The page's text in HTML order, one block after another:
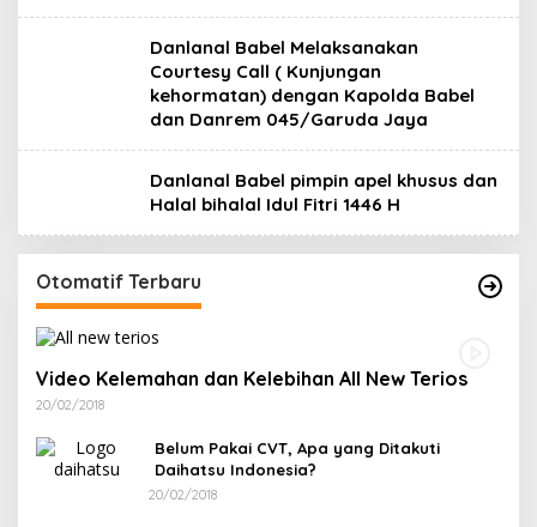
Danlanal Babel Melaksanakan
Courtesy Call ( Kunjungan
kehormatan) dengan Kapolda Babel
dan Danrem 045/Garuda Jaya
Danlanal Babel pimpin apel khusus dan
Halal bihalal Idul Fitri 1446 H
Otomatif Terbaru
Video Kelemahan dan Kelebihan All New Terios
20/02/2018
Belum Pakai CVT, Apa yang Ditakuti
Daihatsu Indonesia?
20/02/2018